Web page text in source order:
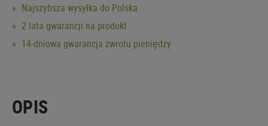
Najszybsza wysyłka do Polska
2 lata gwarancji na produkt
14-dniowa gwarancja zwrotu pieniędzy
OPIS